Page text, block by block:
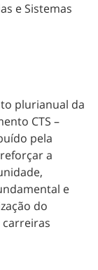
e Sistemas
plurianual da
CTS –
pela
a
e
do